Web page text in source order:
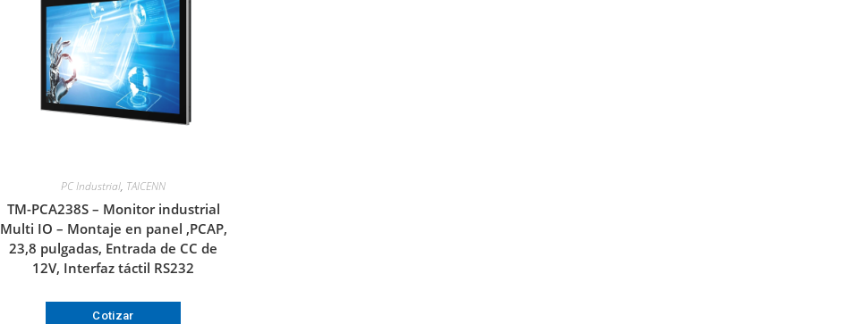
PC Industrial, TAICENN
TM-PCA238S – Monitor industrial
Multi IO – Montaje en panel ,PCAP,
23,8 pulgadas, Entrada de CC de
12V, Interfaz táctil RS232
Cotizar